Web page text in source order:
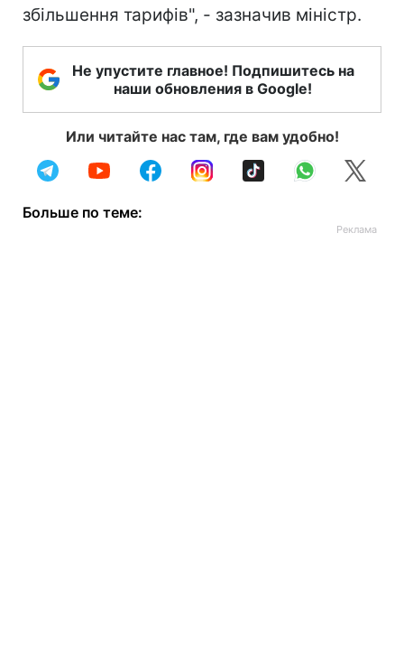
збільшення тарифів", - зазначив міністр.
Не упустите главное! Подпишитесь на
наши обновления в Google!
Или читайте нас там, где вам удобно!
Больше по теме: